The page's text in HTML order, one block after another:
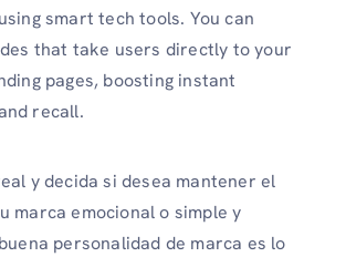
smart tech tools. You can
that take users directly to your
pages, boosting instant
recall.
y decida si desea mantener el
marca emocional o simple y
personalidad de marca es lo